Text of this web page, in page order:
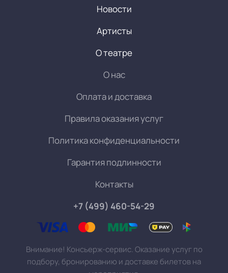
Новости
Артисты
О театре
О нас
Оплата и доставка
Правила оказания услуг
Политика конфиденциальности
Гарантия подлинности
Контакты
+7 (499) 460-54-29
Внимание! Консьерж-сервис. Оказание услуг по
подбору, бронированию и доставке билетов на